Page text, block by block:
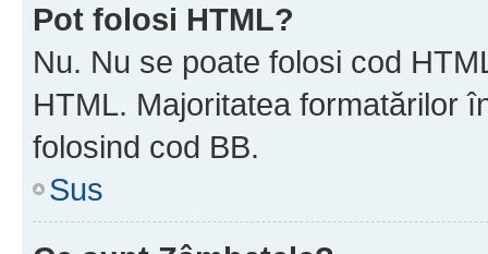
Pot folosi HTML?
Nu. Nu se poate folosi cod
HTML. Majoritatea formatărilor
folosind cod BB.
Sus